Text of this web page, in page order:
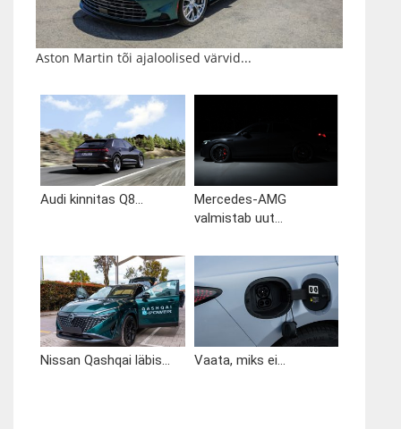
Aston Martin tõi ajaloolised värvid...
Audi kinnitas Q8...
Mercedes-AMG
valmistab uut...
Nissan Qashqai läbis... Vaata, miks ei...